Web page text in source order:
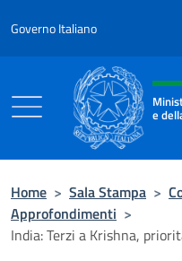
Governo Italiano
Intestazione
e
Home > Sala Stampa >
Approfondimenti >
India: Terzi a Krishna,